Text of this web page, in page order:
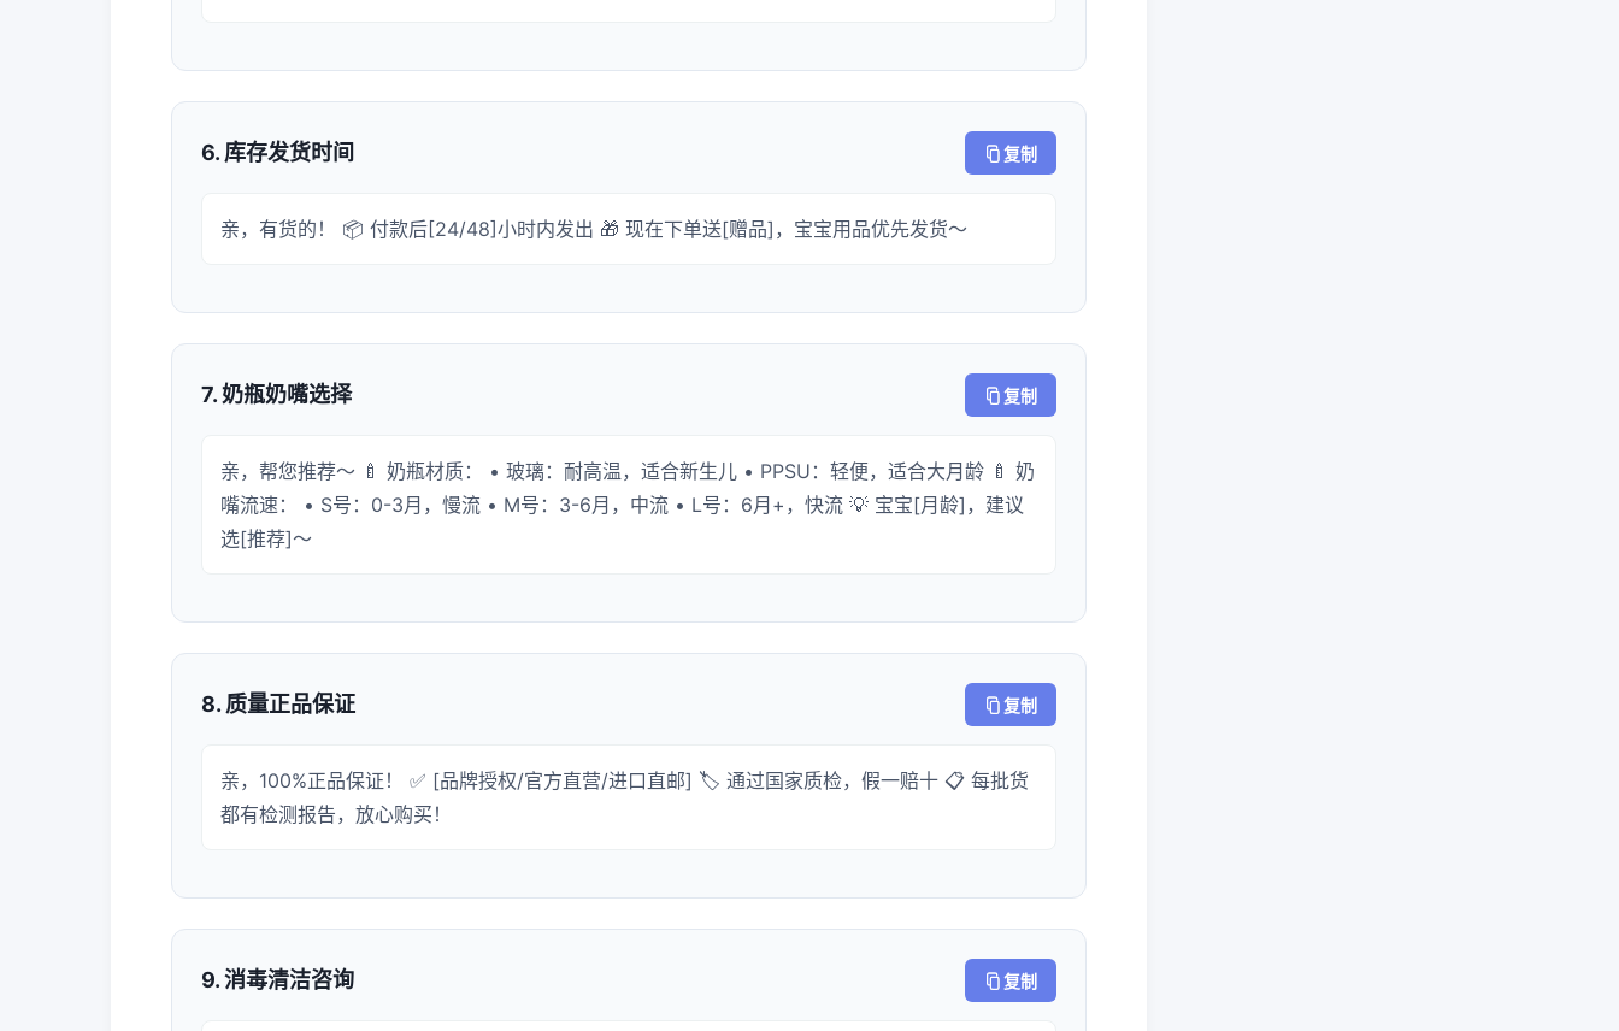
6. 库存发货时间 复制
亲，有货的！ 📦 付款后[24/48]小时内发出 🎁 现在下单送[赠品]，宝宝用品优先发货～
7. 奶瓶奶嘴选择 复制
亲，帮您推荐～ 🍼 奶瓶材质： • 玻璃：耐高温，适合新生儿 • PPSU：轻便，适合大月龄 🍼 奶
嘴流速： • S号：0-3月，慢流 • M号：3-6月，中流 • L号：6月+，快流 💡 宝宝[月龄]，建议
选[推荐]～
8. 质量正品保证 复制
亲，100%正品保证！ ✅ [品牌授权/官方直营/进口直邮] 🏷️ 通过国家质检，假一赔十 📋 每批货
都有检测报告，放心购买！
9. 消毒清洁咨询 复制